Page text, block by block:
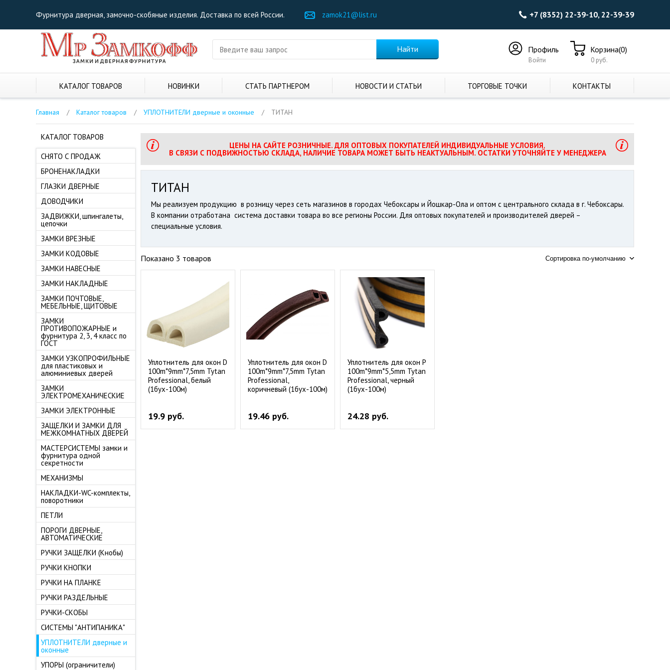
Фурнитура дверная, замочно-скобяные изделия. Доставка по всей России. zamok21@list.ru +7 (8352) 22-39-10, 22-39-39
Корзина(0)
0 руб.
Профиль
Войти
КАТАЛОГ ТОВАРОВ НОВИНКИ СТАТЬ ПАРТНЕРОМ НОВОСТИ И СТАТЬИ ТОРГОВЫЕ ТОЧКИ КОНТАКТЫ
Главная / Каталог товаров / УПЛОТНИТЕЛИ дверные и оконные / ТИТАН
КАТАЛОГ ТОВАРОВ
СНЯТО С ПРОДАЖ
БРОНЕНАКЛАДКИ
ГЛАЗКИ ДВЕРНЫЕ
ДОВОДЧИКИ
ЗАДВИЖКИ, шпингалеты,
цепочки
ЗАМКИ ВРЕЗНЫЕ
ЗАМКИ КОДОВЫЕ
ЗАМКИ НАВЕСНЫЕ
ЗАМКИ НАКЛАДНЫЕ
ЗАМКИ ПОЧТОВЫЕ,
МЕБЕЛЬНЫЕ, ЩИТОВЫЕ
ЗАМКИ
ПРОТИВОПОЖАРНЫЕ и
фурнитура 2, 3, 4 класс по
ГОСТ
ЗАМКИ УЗКОПРОФИЛЬНЫЕ
для пластиковых и
алюминиевых дверей
ЗАМКИ
ЭЛЕКТРОМЕХАНИЧЕСКИЕ
ЗАМКИ ЭЛЕКТРОННЫЕ
ЗАЩЕЛКИ И ЗАМКИ ДЛЯ
МЕЖКОМНАТНЫХ ДВЕРЕЙ
МАСТЕРСИСТЕМЫ замки и
фурнитура одной
секретности
МЕХАНИЗМЫ
НАКЛАДКИ-WC-комплекты,
поворотники
ПЕТЛИ
ПОРОГИ ДВЕРНЫЕ,
АВТОМАТИЧЕСКИЕ
РУЧКИ ЗАЩЕЛКИ (Кнобы)
РУЧКИ КНОПКИ
РУЧКИ НА ПЛАНКЕ
РУЧКИ РАЗДЕЛЬНЫЕ
РУЧКИ-СКОБЫ
СИСТЕМЫ "АНТИПАНИКА"
УПЛОТНИТЕЛИ дверные и
оконные
УПОРЫ (ограничители)
ЦЕНЫ НА САЙТЕ РОЗНИЧНЫЕ. ДЛЯ ОПТОВЫХ ПОКУПАТЕЛЕЙ ИНДИВИДУАЛЬНЫЕ УСЛОВИЯ.
В СВЯЗИ С ПОДВИЖНОСТЬЮ СКЛАДА, НАЛИЧИЕ ТОВАРА МОЖЕТ БЫТЬ НЕАКТУАЛЬНЫМ. ОСТАТКИ УТОЧНЯЙТЕ У МЕНЕДЖЕРА
ТИТАН
Мы реализуем продукцию в розницу через сеть магазинов в городах Чебоксары и Йошкар-Ола и оптом с центрального склада в г. Чебоксары.
В компании отработана система доставки товара во все регионы России. Для оптовых покупателей и производителей дверей –
специальные условия.
Показано 3 товаров
Уплотнитель для окон D
100m*9mm*7,5mm Tytan
Professional, белый
(1бух-100м)
19.9 руб.
Уплотнитель для окон D
100m*9mm*7,5mm Tytan
Professional,
коричневый (1бух-100м)
19.46 руб.
Уплотнитель для окон P
100m*9mm*5,5mm Tytan
Professional, черный
(1бух-100м)
24.28 руб.